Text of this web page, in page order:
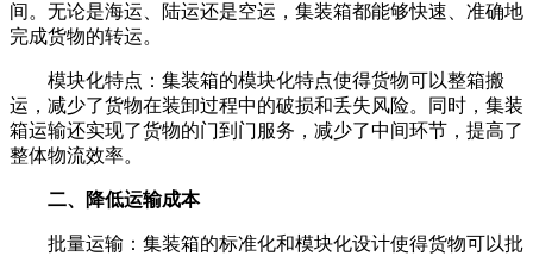
间。无论是海运、陆运还是空运，集装箱都能够快速、准确地
完成货物的转运。
模块化特点：集装箱的模块化特点使得货物可以整箱搬
运，减少了货物在装卸过程中的破损和丢失风险。同时，集装
箱运输还实现了货物的门到门服务，减少了中间环节，提高了
整体物流效率。
二、降低运输成本
批量运输：集装箱的标准化和模块化设计使得货物可以批